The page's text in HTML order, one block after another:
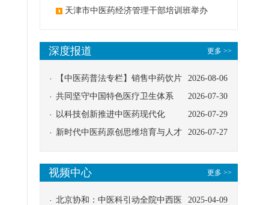
天津市中医药经济管理干部培训班举办
更多 >>
深度报道
2026-08-06
【中医药普法专栏】销售中药饮片
应告知煎服方法及注意事项
2026-07-30
共同坚守中国特色医疗卫生体系
2026-07-29
以科技创新推进中医药现代化
2026-07-27
新时代中医药原创思维培育与人才
更多 >>
视频中心
2025-04-09
北京协和：中医科引动全院中西医